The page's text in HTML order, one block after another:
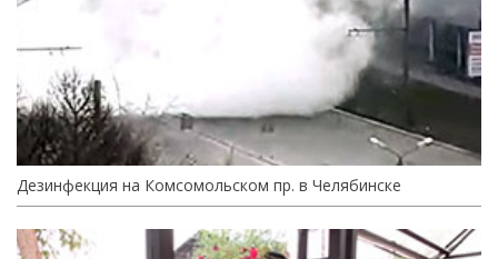
Дезинфекция на Комсомольском пр. в Челябинске